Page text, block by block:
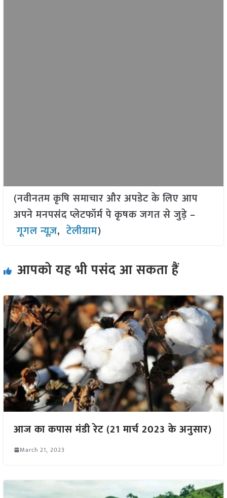
(नवीनतम कृषि समाचार और अपडेट के लिए आप
अपने मनपसंद प्लेटफॉर्म पे कृषक जगत से जुड़े –
गूगल न्यूज़,टेलीग्राम)
आपको यह भी पसंद आ सकता हैं
आज का कपास मंडी रेट (21 मार्च 2023 के अनुसार)
March 21, 2023